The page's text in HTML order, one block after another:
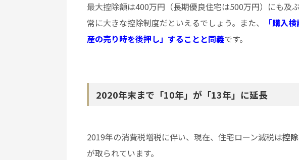
最大控除額は400万円（長期優良住宅は500万円）にも及
常に大きな控除制度だといえるでしょう。また、
「購入
産の売り時を後押し」することと同義です。
2020年末まで「10年」が「13年」に延長
2019年の消費税増税に伴い、現在、住宅ローン減税は控
が取られています。